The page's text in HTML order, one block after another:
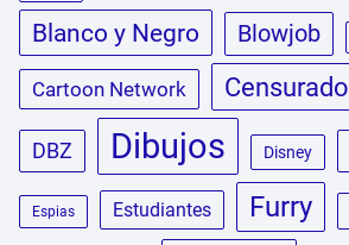
Blanco y Negro Blowjob
Cartoon Network Censurado
DBZ Dibujos Disney
Espias Estudiantes Furry